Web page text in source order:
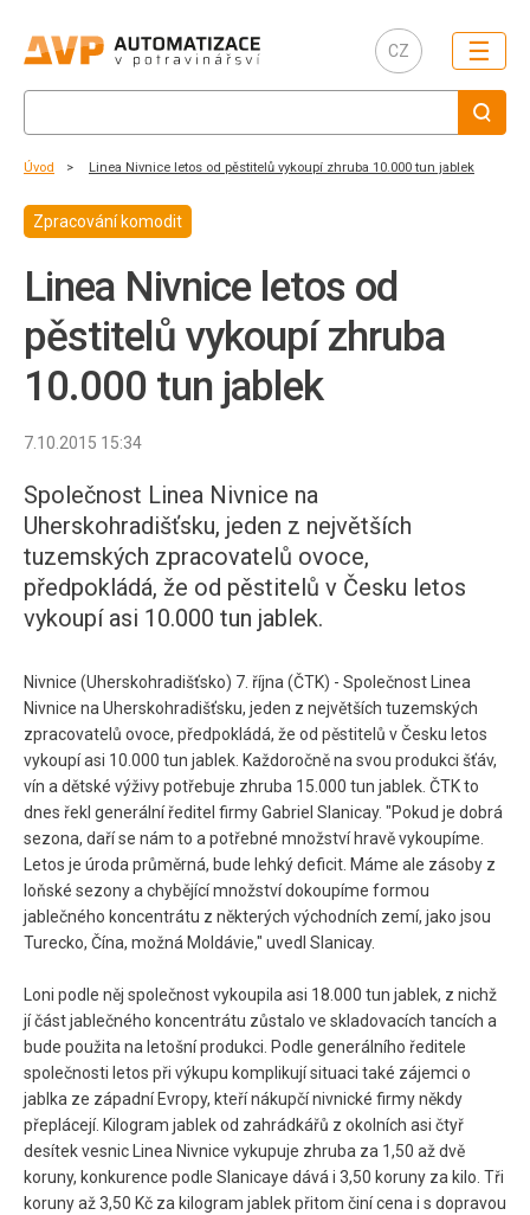
CZ ☰
Úvod Linea Nivnice letos od pěstitelů vykoupí zhruba 10.000 tun jablek
Zpracování komodit
Linea Nivnice letos od
pěstitelů vykoupí zhruba
10.000 tun jablek
7.10.2015 15:34
Společnost Linea Nivnice na
Uherskohradišťsku, jeden z největších
tuzemských zpracovatelů ovoce,
předpokládá, že od pěstitelů v Česku letos
vykoupí asi 10.000 tun jablek.
Nivnice (Uherskohradišťsko) 7. října (ČTK) - Společnost Linea
Nivnice na Uherskohradišťsku, jeden z největších tuzemských
zpracovatelů ovoce, předpokládá, že od pěstitelů v Česku letos
vykoupí asi 10.000 tun jablek. Každoročně na svou produkci šťáv,
vín a dětské výživy potřebuje zhruba 15.000 tun jablek. ČTK to
dnes řekl generální ředitel firmy Gabriel Slanicay. "Pokud je dobrá
sezona, daří se nám to a potřebné množství hravě vykoupíme.
Letos je úroda průměrná, bude lehký deficit. Máme ale zásoby z
loňské sezony a chybějící množství dokoupíme formou
jablečného koncentrátu z některých východních zemí, jako jsou
Turecko, Čína, možná Moldávie," uvedl Slanicay.
Loni podle něj společnost vykoupila asi 18.000 tun jablek, z nichž
jí část jablečného koncentrátu zůstalo ve skladovacích tancích a
bude použita na letošní produkci. Podle generálního ředitele
společnosti letos při výkupu komplikují situaci také zájemci o
jablka ze západní Evropy, kteří nákupčí nivnické firmy někdy
přeplácejí. Kilogram jablek od zahrádkářů z okolních asi čtyř
desítek vesnic Linea Nivnice vykupuje zhruba za 1,50 až dvě
koruny, konkurence podle Slanicaye dává i 3,50 koruny za kilo. Tři
koruny až 3,50 Kč za kilogram jablek přitom činí cena i s dopravou